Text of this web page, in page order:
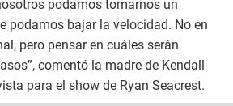
podamos tomarnos un
podamos bajar la velocidad. No en
pero pensar en cuáles serán
comentó la madre de Kendall
para el show de Ryan Seacrest.